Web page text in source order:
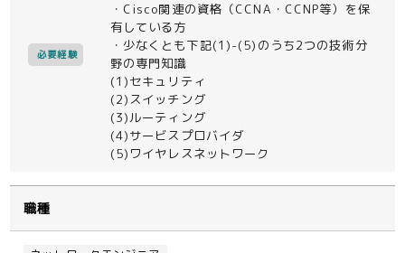
必要経験
・Cisco関連の資格（CCNA・CCNP等）を保
有している方
・少なくとも下記(1)-(5)のうち2つの技術分
野の専門知識
(1)セキュリティ
(2)スイッチング
(3)ルーティング
(4)サービスプロバイダ
(5)ワイヤレスネットワーク
職種